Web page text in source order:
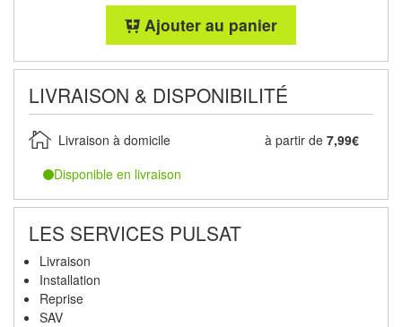
Ajouter au panier
LIVRAISON & DISPONIBILITÉ
Livraison à domicile à partir de 7,99€
Disponible en livraison
LES SERVICES PULSAT
Livraison
Installation
Reprise
SAV